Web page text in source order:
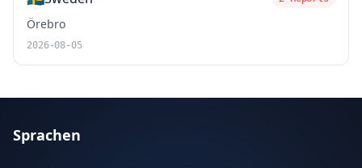
Örebro
2026-08-05
Sprachen